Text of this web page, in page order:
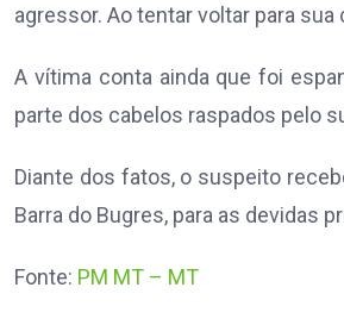
agressor. Ao tentar voltar para
A vítima conta ainda que foi
parte dos cabelos raspados pelo
Diante dos fatos, o suspeito
Barra do Bugres, para as devidas
Fonte: PM MT – MT